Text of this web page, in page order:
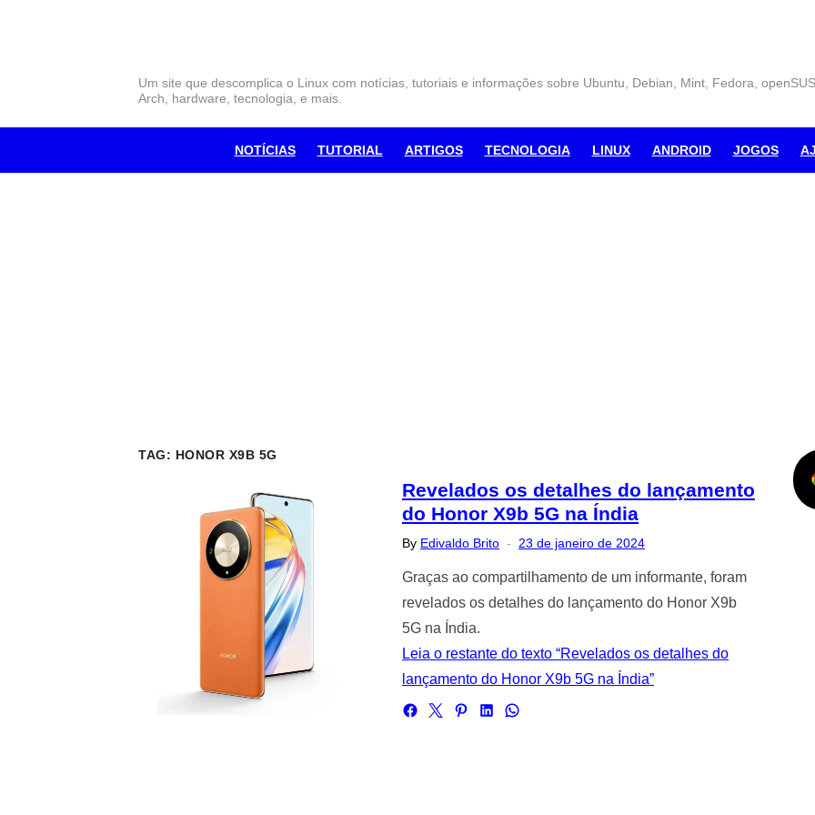
Um site que descomplica o Linux com notícias, tutoriais e informações sobre Ubuntu, Debian, Mint, Fedora,
Arch, hardware, tecnologia, e mais.
NOTÍCIAS TUTORIAL ARTIGOS TECNOLOGIA LINUX ANDROID JOGOS
TAG: HONOR X9B 5G
Revelados os detalhes do lançamento
do Honor X9b 5G na Índia
By Edivaldo Brito
Posted
23 de janeiro de 2024
Graças ao compartilhamento de um informante, foram
revelados os detalhes do lançamento do Honor X9b
5G na Índia.
Leia o restante do texto “Revelados os detalhes do
lançamento do Honor X9b 5G na Índia”